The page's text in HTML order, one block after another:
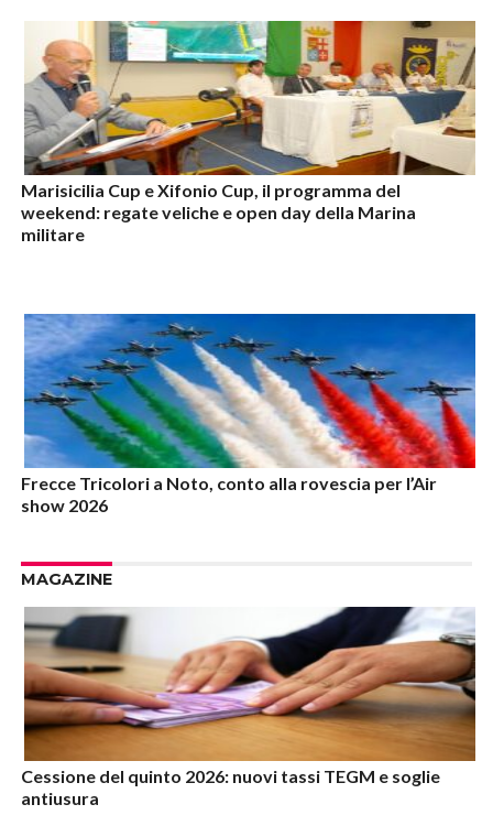
Marisicilia Cup e Xifonio Cup, il programma del
weekend: regate veliche e open day della Marina
militare
Frecce Tricolori a Noto, conto alla rovescia per l’Air
show 2026
MAGAZINE
Cessione del quinto 2026: nuovi tassi TEGM e soglie
antiusura